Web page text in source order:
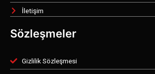
İletişim
Sözleşmeler
Gizlilik Sözleşmesi